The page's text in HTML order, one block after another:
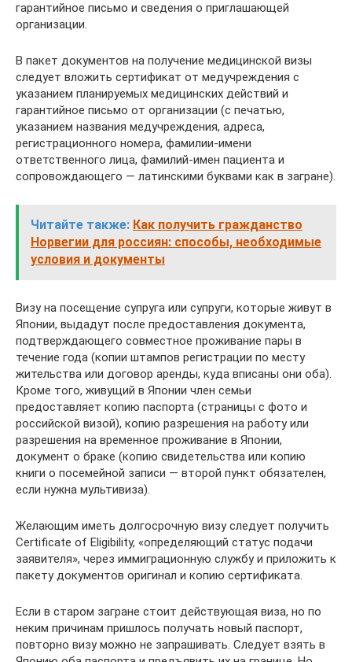
гарантийное письмо и сведения о приглашающей
организации.
В пакет документов на получение медицинской визы
следует вложить сертификат от медучреждения с
указанием планируемых медицинских действий и
гарантийное письмо от организации (с печатью,
указанием названия медучреждения, адреса,
регистрационного номера, фамилии-имени
ответственного лица, фамилий-имен пациента и
сопровождающего — латинскими буквами как в загране).
Читайте также: Как получить гражданство
Норвегии для россиян: способы, необходимые
условия и документы
Визу на посещение супруга или супруги, которые живут в
Японии, выдадут после предоставления документа,
подтверждающего совместное проживание пары в
течение года (копии штампов регистрации по месту
жительства или договор аренды, куда вписаны они оба).
Кроме того, живущий в Японии член семьи
предоставляет копию паспорта (страницы с фото и
российской визой), копию разрешения на работу или
разрешения на временное проживание в Японии,
документ о браке (копию свидетельства или копию
книги о посемейной записи — второй пункт обязателен,
если нужна мультивиза).
Желающим иметь долгосрочную визу следует получить
Certificate of Eligibility, «определяющий статус подачи
заявителя», через иммиграционную службу и приложить к
пакету документов оригинал и копию сертификата.
Если в старом загране стоит действующая виза, но по
неким причинам пришлось получать новый паспорт,
повторно визу можно не запрашивать. Следует взять в